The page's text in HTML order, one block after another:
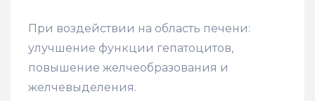
При воздействии на область печени:
улучшение функции гепатоцитов,
повышение желчеобразования и
желчевыделения.